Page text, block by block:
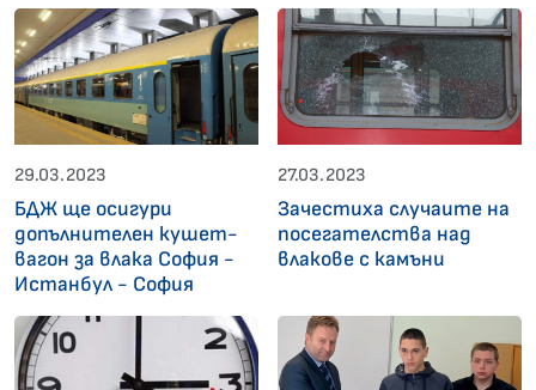
29.03.2023
БДЖ ще осигури
допълнителен кушет-
вагон за влака София -
Истанбул - София
27.03.2023
Зачестиха случаите на
посегателства над
влакове с камъни